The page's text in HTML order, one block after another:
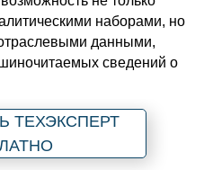
наборами, но
данными,
сведений о
ТЕХЭКСПЕРТ